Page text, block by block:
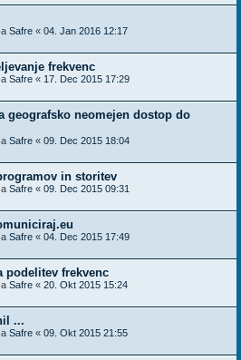
Safre « 04. Jan 2016 12:17
frekvenc
Safre « 17. Dec 2015 17:29
geografsko neomejen dostop do
Safre « 09. Dec 2015 18:04
in storitev
Safre « 09. Dec 2015 09:31
Safre « 04. Dec 2015 17:49
podelitev frekvenc
Safre « 20. Okt 2015 15:24
...
Safre « 09. Okt 2015 21:55